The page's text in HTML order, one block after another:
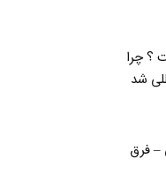
؟ چرا
شد
– فرق